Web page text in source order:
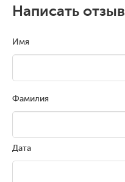
Написать отзыв
Имя
Фамилия
Дата